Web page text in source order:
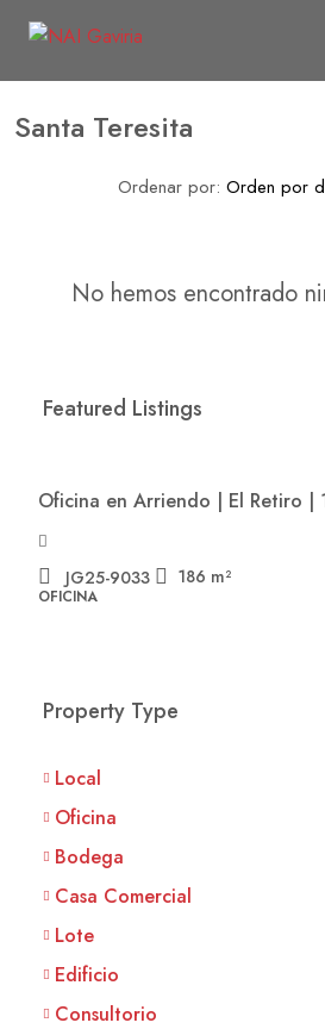
Santa Teresita
Ordenar por: Orden por
No hemos encontrado
Featured Listings
/Mes
Oficina en Arriendo | El Retiro |
JG25-9033 186 m²
OFICINA
Property Type
Local
Oficina
Bodega
Casa Comercial
Lote
Edificio
Consultorio